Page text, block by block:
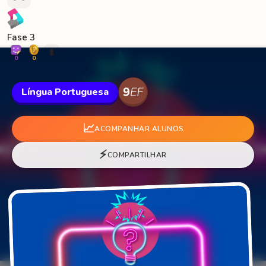
Fase 3
0 0 🐛
Língua Portuguesa
📈ACOMPANHAR ALUNOS
⚡COMPARTILHAR